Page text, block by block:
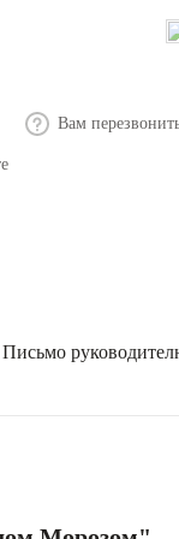
Вам
Письмо